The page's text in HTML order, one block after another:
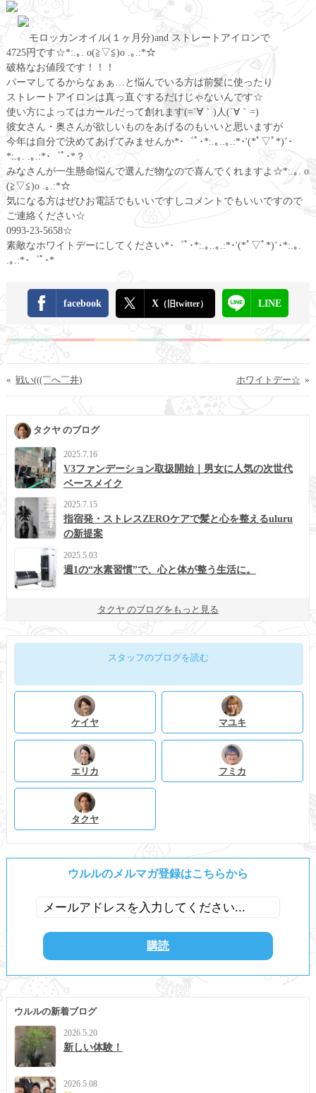
モロッカンオイル(１ヶ月分)and ストレートアイロンで
4725円です☆*:.｡. o(≧▽≦)o .｡.:*☆
破格なお値段です！！！
パーマしてるからなぁぁ…と悩んでいる方は前髪に使ったり
ストレートアイロンは真っ直ぐするだけじゃないんです☆
使い方によってはカールだって創れます(=´∀｀)人(´∀｀=)
彼女さん・奥さんが欲しいものをあげるのもいいと思いますが
今年は自分で決めてあげてみませんか*･゜ﾟ･*:.｡..｡.:*･'(*ﾟ▽ﾟ*)’･
*:.｡. .｡.:*･゜ﾟ･*？
みなさんが一生懸命悩んで選んだ物なので喜んでくれますよ☆*:.｡. o
(≧▽≦)o .｡.:*☆
気になる方はぜひお電話でもいいですしコメントでもいいですので
ご連絡ください☆
0993-23-5658☆
素敵なホワイトデーにしてください*･゜ﾟ･*:.｡..｡.:*･'(*ﾟ▽ﾟ*)’･*:.｡.
.｡.:*･゜ﾟ･*
facebook X（旧twitter） LINE
« 戦い(((￣へ￣井) »
ホワイトデー☆
タクヤ のブログ
2025.7.16
V3ファンデーション取扱開始｜男女に人気の次世代
ベースメイク
2025.7.15
指宿発・ストレスZEROケアで髪と心を整えるuluru
の新提案
2025.5.03
週1の“水素習慣”で、心と体が整う生活に。
タクヤ のブログをもっと見る
スタッフのブログを読む
ケイヤ マユキ
エリカ フミカ
タクヤ
ウルルのメルマガ登録はこちらから
ウルルの新着ブログ
2026.5.20
新しい体験！
2026.5.08